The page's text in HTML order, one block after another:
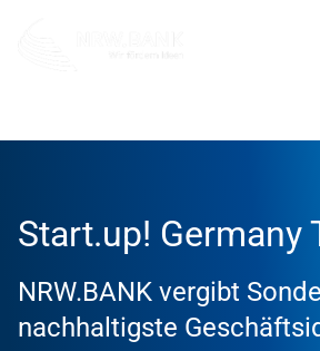
Start.up! Germany
NRW.BANK vergibt
nachhaltigste